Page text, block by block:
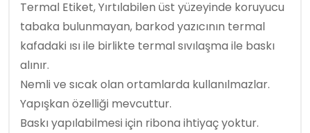
Termal Etiket, Yırtılabilen üst yüzeyinde koruyucu
tabaka bulunmayan, barkod yazıcının termal
kafadaki ısı ile birlikte termal sıvılaşma ile baskı
alınır.
Nemli ve sıcak olan ortamlarda kullanılmazlar.
Yapışkan özelliği mevcuttur.
Baskı yapılabilmesi için ribona ihtiyaç yoktur.